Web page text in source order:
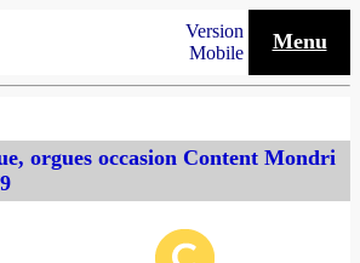
Version
Mobile
Menu
orgues occasion Content Mondri